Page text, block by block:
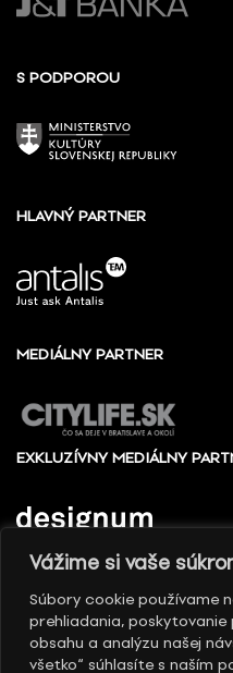
Vážime si vaše
Súbory cookie používame
prehliadania,
obsahu a analýzu našej
všetko“ súhlasíte s naším
S PODPOROU
HLAVNÝ PARTNER
MEDIÁLNY PARTNER
EXKLUZÍVNY MEDIÁLNY
© 2010 - 2026
práva vyhradené